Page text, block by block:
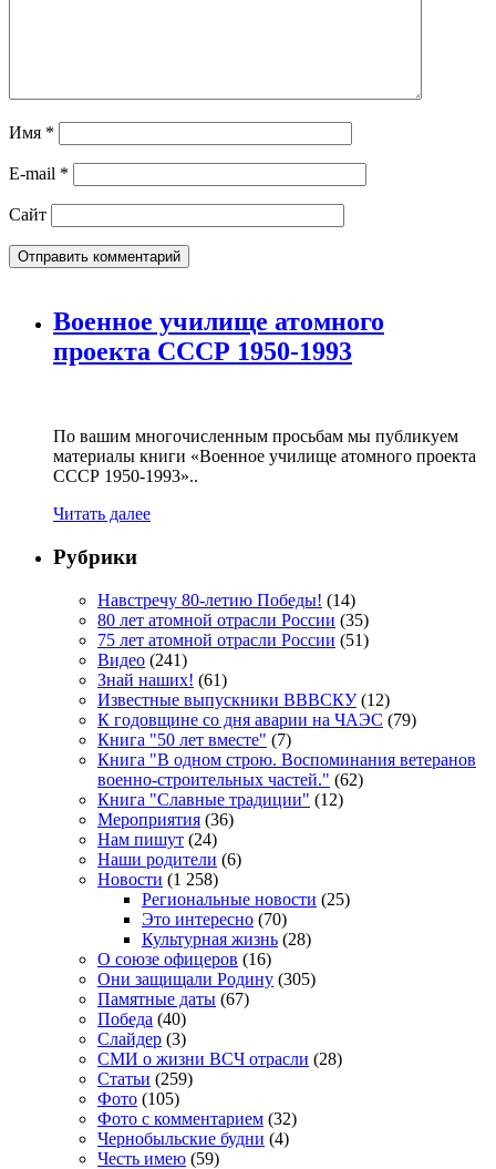
Имя *
E-mail *
Сайт
Военное училище атомного
проекта СССР 1950-1993
По вашим многочисленным просьбам мы публикуем
материалы книги «Военное училище атомного проекта
СССР 1950-1993»..
Читать далее
Рубрики
Навстречу 80-летию Победы! (14)
80 лет атомной отрасли России (35)
75 лет атомной отрасли России (51)
Видео (241)
Знай наших! (61)
Известные выпускники ВВВСКУ(12)
К годовщине со дня аварии на ЧАЭС (79)
Книга "50 лет вместе" (7)
Книга "В одном строю. Воспоминания ветеранов
военно-строительных частей." (62)
Книга "Славные традиции" (12)
Мероприятия (36)
Нам пишут (24)
Наши родители (6)
Новости (1 258)
Региональные новости (25)
Это интересно (70)
Культурная жизнь (28)
О союзе офицеров (16)
Они защищали Родину (305)
Памятные даты (67)
Победа (40)
Слайдер (3)
СМИ о жизни ВСЧ отрасли (28)
Статьи (259)
Фото (105)
Фото с комментарием (32)
Чернобыльские будни (4)
Честь имею (59)